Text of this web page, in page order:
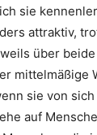
sie
attraktiv,
über
mittelmäßige
sie von
auf